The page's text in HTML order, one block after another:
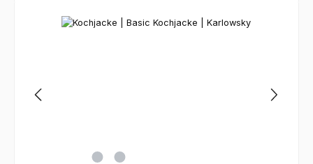
Bildergalerie überspringen